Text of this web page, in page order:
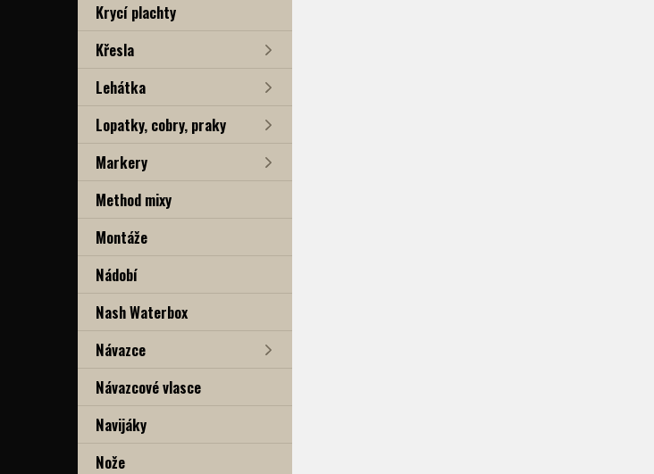
Krycí plachty
Křesla
Lehátka
Lopatky, cobry, praky
Markery
Method mixy
Montáže
Nádobí
Nash Waterbox
Návazce
Návazcové vlasce
Navijáky
Nože